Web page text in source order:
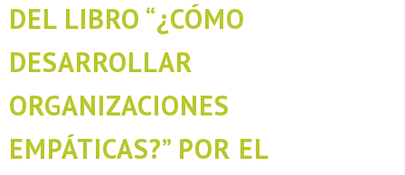
DEL LIBRO “¿CÓMO
DESARROLLAR
ORGANIZACIONES
EMPÁTICAS?” POR EL